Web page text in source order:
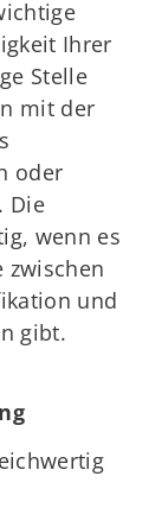
Ihrer
Stelle
mit der
oder
Die
wenn es
zwischen
und
gibt.